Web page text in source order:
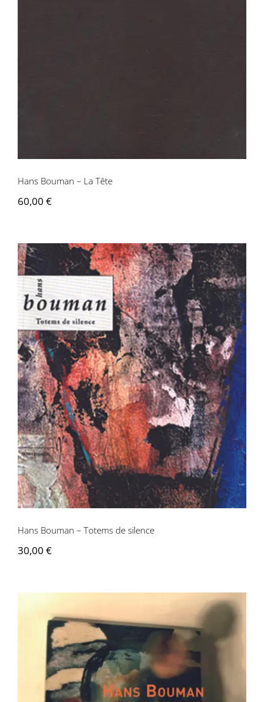
Hans Bouman – La Tête
60,00 €
Hans Bouman – Totems de silence
Hans Bouman – Totems de silence
30,00 €
Hans Bouman – Têtes ardentes